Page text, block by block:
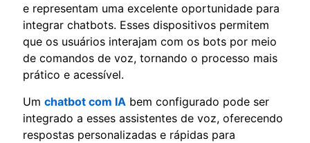
e representam uma excelente oportunidade para
integrar chatbots. Esses dispositivos permitem
que os usuários interajam com os bots por meio
de comandos de voz, tornando o processo mais
prático e acessível.
Um chatbot com IA bem configurado pode ser
integrado a esses assistentes de voz, oferecendo
respostas personalizadas e rápidas para